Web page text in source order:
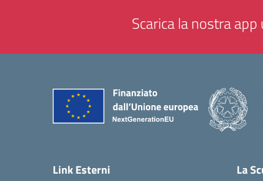
Scarica la nostra
Link Esterni La